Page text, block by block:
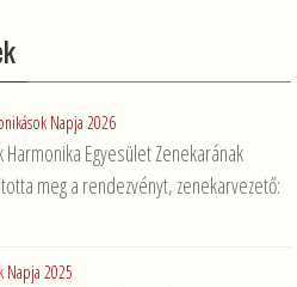
Napja 2026
Egyesület Zenekarának
meg a rendezvényt, zenekarvezető:
Napja 2025